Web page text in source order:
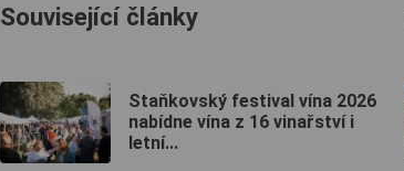
Související články
Staňkovský festival vína 2026
nabídne vína z 16 vinařství i
letní...